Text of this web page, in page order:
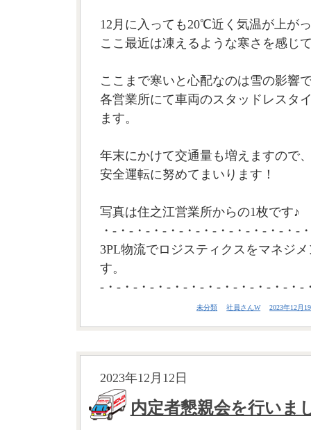
12月に入っても20℃近く気温が上が
ここ最近は凍えるような寒さを感じ
ここまで寒いと心配なのは雪の影響
各営業所にて車両のスタッドレスタ
ます。
年末にかけて交通量も増えますので
安全運転に努めてまいります！
写真は住之江営業所からの1枚です♪
・-・-・-・-・-・-・-・-・-・-・-・-
3PL物流でロジスティクスをマネジ
す。
-・-・-・-・-・-・-・-・-・-・-・-・-
未分類 社員さんW 2023年12月
2023年12月12日
内定者懇親会を行いま